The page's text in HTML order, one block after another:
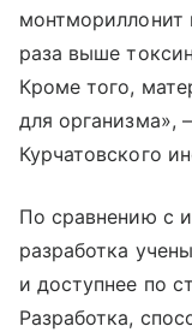
монтмориллонит
раза выше
Кроме того,
для организма»,
Курчатовского
По сравнению с
разработка
и доступнее по
Разработка,